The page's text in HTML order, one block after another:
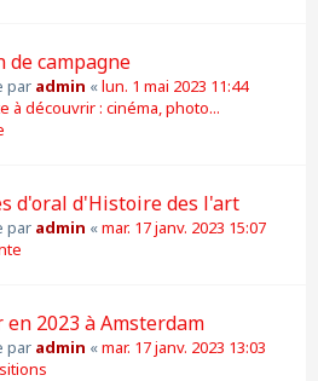
de campagne
par admin «lun. 1 mai 2023 11:44
à découvrir : cinéma, photo...
d'oral d'Histoire des l'art
par admin «mar. 17 janv. 2023 15:07
en 2023 à Amsterdam
par admin «mar. 17 janv. 2023 13:03